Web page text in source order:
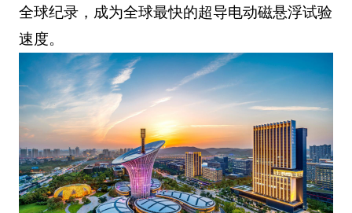
全球纪录，成为全球最快的超导电动磁悬浮试验
速度。